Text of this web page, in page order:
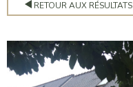
RETOUR AUX RÉSULTATS